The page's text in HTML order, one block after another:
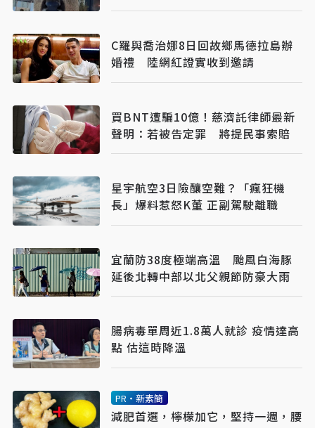
C羅與喬治娜8日回故鄉馬德拉島辦
婚禮 陸網紅證實收到邀請
買BNT遭騙10億！慈濟託律師最新
聲明：若被告定罪 將提民事索賠
星宇航空3日險釀空難？「瘋狂機
長」爆料惹怒K董 正副駕駛離職
宜蘭防38度極端高溫 颱風白海豚
延後北轉中部以北父親節防豪大雨
腸病毒單周近1.8萬人就診 疫情達高
點 估這時降溫
PR・新素簡
減肥首選，檸檬加它，堅持一週，腰